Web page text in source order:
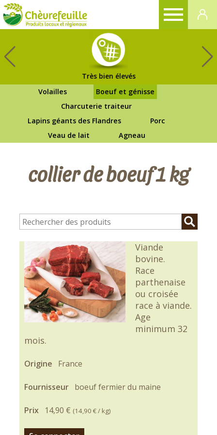
Très bien élevés
Volailles
Boeuf et génisse
Charcuterie traiteur
Lapins géants des Flandres
Porc
Veau de lait
Agneau
collier de boeuf 1 kg
Viande
bovine.
Race
parthenaise
ou croisée
race à viande.
Age
minimum 32
mois.
Origine France
Fournisseur boeuf fermier du maine
Prix 14,90 € (14,90 €/ kg)